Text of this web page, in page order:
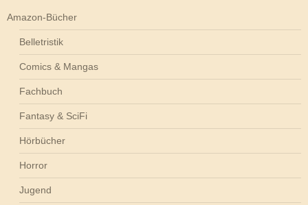
Amazon-Bücher
Belletristik
Comics & Mangas
Fachbuch
Fantasy & SciFi
Hörbücher
Horror
Jugend